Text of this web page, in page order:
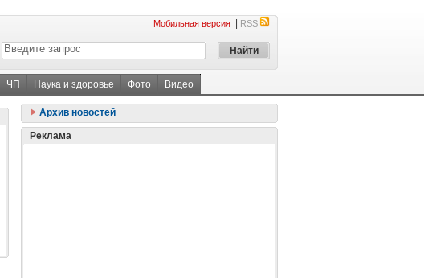
Мобильная версия RSS
ЧП Наука и здоровье Фото Видео
Архив новостей
Реклама